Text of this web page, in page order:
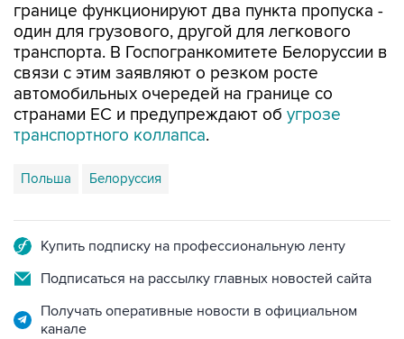
границе функционируют два пункта пропуска -
один для грузового, другой для легкового
транспорта. В Госпогранкомитете Белоруссии в
связи с этим заявляют о резком росте
автомобильных очередей на границе со
странами ЕС и предупреждают об угрозе
транспортного коллапса.
Польша Белоруссия
Купить подписку на профессиональную ленту
Подписаться на рассылку главных новостей сайта
Получать оперативные новости в официальном
канале